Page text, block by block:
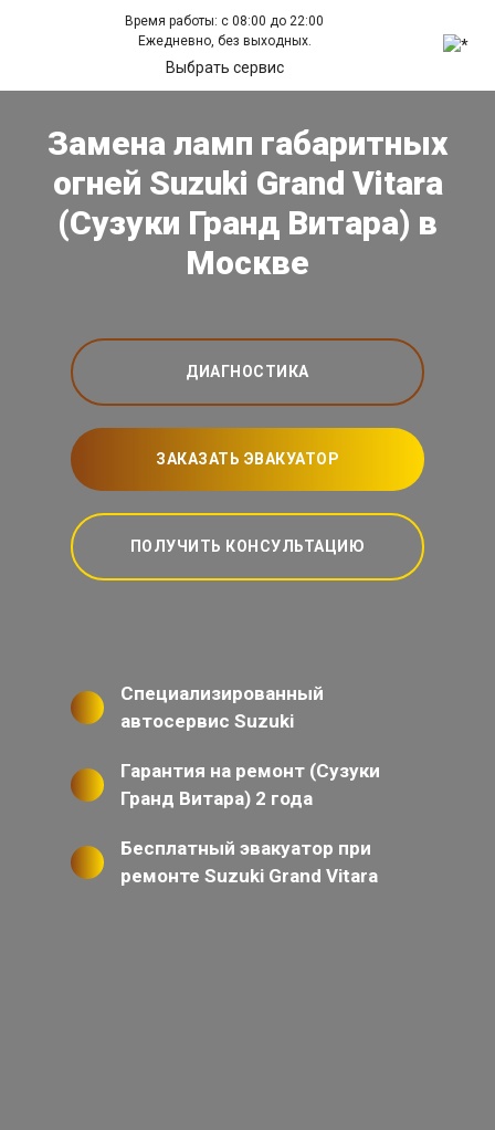
Время работы: с 08:00 до 22:00
Ежедневно, без выходных.
Выбрать сервис
Замена ламп габаритных
огней Suzuki Grand Vitara
(Сузуки Гранд Витара) в
Москве
ДИАГНОСТИКА
ЗАКАЗАТЬ ЭВАКУАТОР
ПОЛУЧИТЬ КОНСУЛЬТАЦИЮ
Специализированный
автосервис Suzuki
Гарантия на ремонт (Сузуки
Гранд Витара) 2 года
Бесплатный эвакуатор при
ремонте Suzuki Grand Vitara